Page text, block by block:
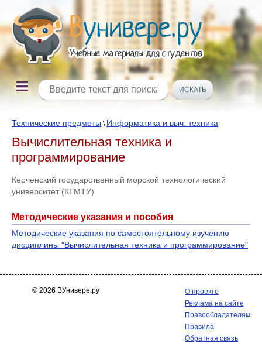
Технические предметы \ Информатика и выч. техника
Вычислительная техника и
программирование
Керченский государственный морской технологический
университет (КГМТУ)
Методические указания и пособия
Методические указания по самостоятельному изучению
дисциплины "Вычислительная техника и программирование"
© 2026 ВУнивере.ру
О проекте
Реклама на сайте
Правообладателям
Правила
Обратная связь